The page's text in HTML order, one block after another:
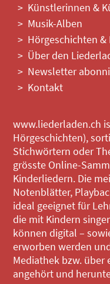
Künstlerinnen &
Musik-Alben
Hörgeschichten &
Über den
Newsletter
Kontakt
www.liederladen.ch
Hörgeschichten),
Stichwörtern oder
grösste Online-
Kinderliedern. Die
Notenblätter,
ideal geeignet für
die mit Kindern
können digital –
erworben werden
Mediathek bzw.
angehört und